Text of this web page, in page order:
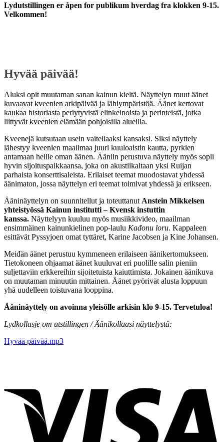
Lydutstillingen er åpen for publikum hverdag fra klokken 9-15.
Velkommen!
Hyvää päivää!
Aluksi opit muutaman sanan kainun kieltä. Näyttelyn muut äänet
kuvaavat kveenien arkipäivää ja lähiympäristöä. Äänet kertovat
kaukaa historiasta periytyvistä elinkeinoista ja perinteistä, jotka
liittyvät kveenien elämään pohjoisilla alueilla.
Kveenejä kutsutaan usein vaiteliaaksi kansaksi. Siksi näyttely
lähestyy kveenien maailmaa juuri kuuloaistin kautta, pyrkien
antamaan heille oman äänen. Ääniin perustuva näyttely myös sopii
hyvin sijoituspaikkaansa, joka on akustiikaltaan yksi Ruijan
parhaista konserttisaleista. Erilaiset teemat muodostavat yhdessä
äänimaton, jossa näyttelyn eri teemat toimivat yhdessä ja erikseen.
Ääninäyttelyn on suunnitellut ja toteuttanutAnstein Mikkelsen
yhteistyössä Kainun institutti – Kvensk instuttin
kanssa. Näyttelyyn kuuluu myös musiikkivideo, maailman
ensimmäinen kainunkielinen pop-laulu Kađonu loru. Kappaleen
esittävät Pyssyjoen omat tyttäret, Karine Jacobsen ja Kine Johansen.
Meiđän äänet perustuu kymmeneen erilaiseen äänikertomukseen.
Tietokoneen ohjaamat äänet kuuluvat eri puolille salin pieniin
suljettaviin erkkereihin sijoitetuista kaiuttimista. Jokainen äänikuva
on muutaman minuutin mittainen. Äänet pyörivät alusta loppuun
yhä uudelleen toistuvana looppina.
Ääninäyttely on avoinna yleisölle arkisin klo 9-15. Tervetuloa!
Lydkollasje om utstillingen / Äänikollaasi näyttelystä:
Hyvää päivää.mp3